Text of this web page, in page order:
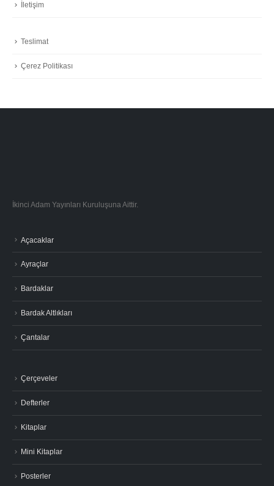
İletişim
Teslimat
Çerez Politikası
İkinci Adam Yayınları Kuruluşuna Aittir.
Açacaklar
Ayraçlar
Bardaklar
Bardak Altlıkları
Çantalar
Çerçeveler
Defterler
Kitaplar
Mini Kitaplar
Posterler